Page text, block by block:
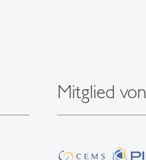
Mitglied von